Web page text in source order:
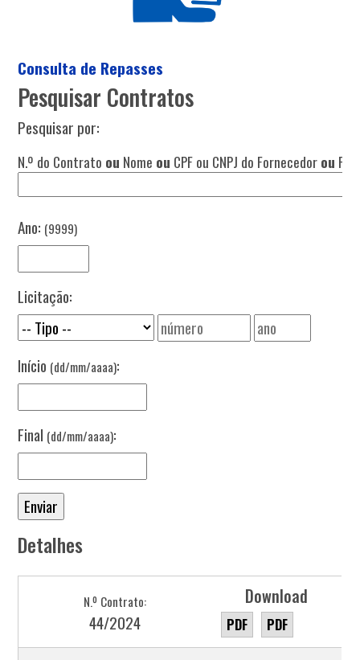
Consulta de Repasses
Pesquisar Contratos
Pesquisar por:
N.º do Contrato ou Nome ou CPF ou CNPJ do Fornecedorou
Ano: (9999)
Licitação:
Início (dd/mm/aaaa):
Final (dd/mm/aaaa):
Detalhes
N.º Contrato:
44/2024
Download
PDF PDF